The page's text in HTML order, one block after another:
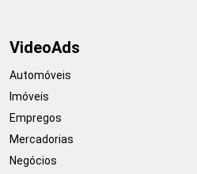
VideoAds
Automóveis
Imóveis
Empregos
Mercadorias
Negócios